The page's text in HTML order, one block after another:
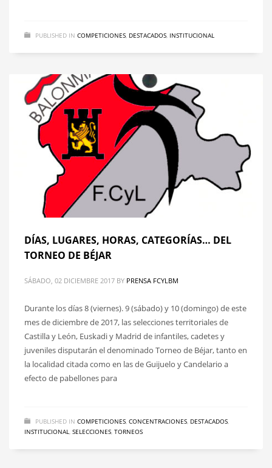
PUBLISHED IN COMPETICIONES DESTACADOS INSTITUCIONAL
DÍAS, LUGARES, HORAS, CATEGORÍAS… DEL
TORNEO DE BÉJAR
SÁBADO, 02 DICIEMBRE 2017 BY PRENSA FCYLBM
Durante los días 8 (viernes). 9 (sábado) y 10 (domingo) de este
mes de diciembre de 2017, las selecciones territoriales de
Castilla y León, Euskadi y Madrid de infantiles, cadetes y
juveniles disputarán el denominado Torneo de Béjar, tanto en
la localidad citada como en las de Guijuelo y Candelario a
efecto de pabellones para
PUBLISHED IN COMPETICIONES CONCENTRACIONES DESTACADOS
INSTITUCIONAL SELECCIONES TORNEOS